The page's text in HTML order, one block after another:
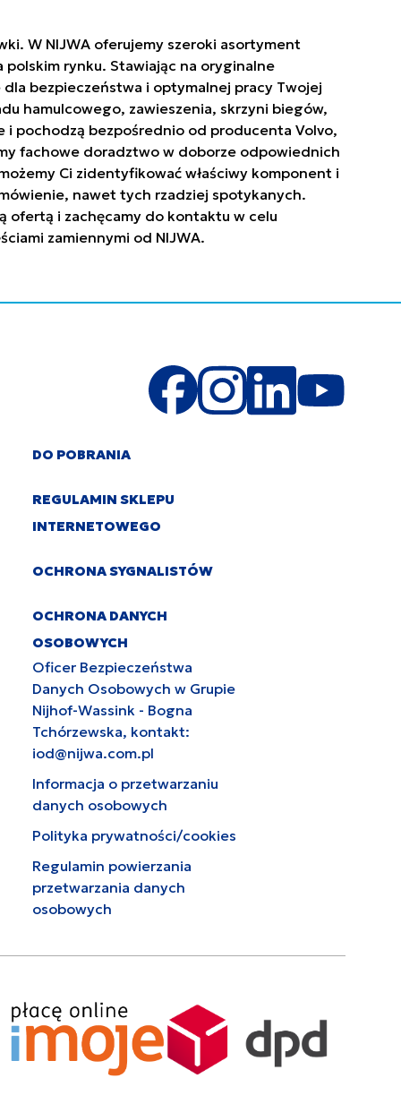
W NIJWA oferujemy szeroki asortyment
rynku. Stawiając na oryginalne
bezpieczeństwa i optymalnej pracy Twojej
hamulcowego, zawieszenia, skrzyni biegów,
i pochodzą bezpośrednio od producenta Volvo,
fachowe doradztwo w doborze odpowiednich
Ci zidentyfikować właściwy komponent i
nawet tych rzadziej spotykanych.
ofertą i zachęcamy do kontaktu w celu
zamiennymi od NIJWA.
DO POBRANIA
REGULAMIN SKLEPU
INTERNETOWEGO
OCHRONA SYGNALISTÓW
OCHRONA DANYCH
OSOBOWYCH
Oficer Bezpieczeństwa
Danych Osobowych w Grupie
Nijhof-Wassink - Bogna
Tchórzewska, kontakt:
iod@nijwa.com.pl
Informacja o przetwarzaniu
danych osobowych
Polityka prywatności/cookies
Regulamin powierzania
przetwarzania danych
osobowych